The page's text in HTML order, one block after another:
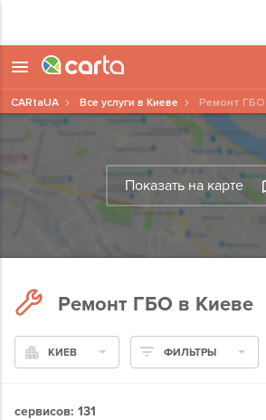
Показать на карте
CARtaUA Все услуги в Киеве Ремонт ГБО
Ремонт ГБО в Киеве
КИЕВ ФИЛЬТРЫ
сервисов: 131